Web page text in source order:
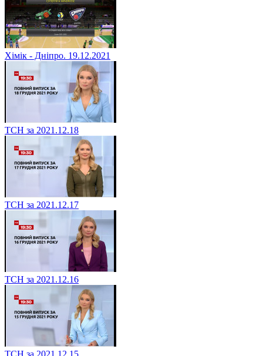
Хімік - Дніпро. 19.12.2021
ТСН за 2021.12.18
ТСН за 2021.12.17
ТСН за 2021.12.16
ТСН за 2021.12.15